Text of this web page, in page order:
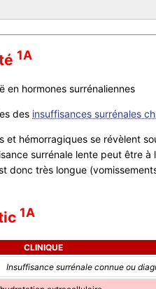
1A
en hormones surrénaliennes
des insuffisances surrénales
et hémorragiques se révèlent
surrénale lente peut être
donc très longue
1A
CLINIQUE
Insuffisance surrénale connue ou